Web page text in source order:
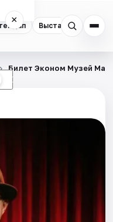
Выставки
×
☾
Билет Эконом Музей